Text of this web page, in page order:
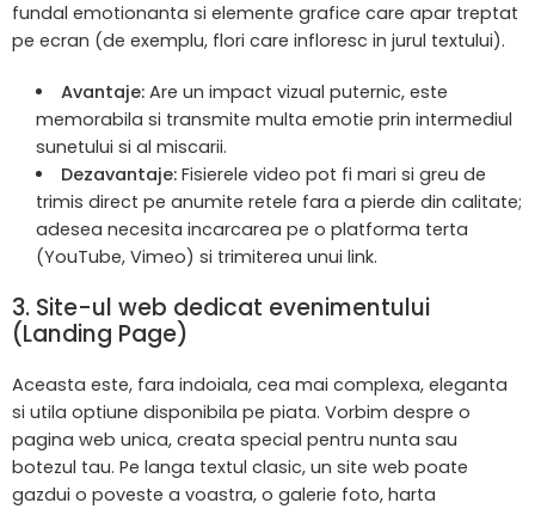
fundal emotionanta si elemente grafice care apar treptat
pe ecran (de exemplu, flori care infloresc in jurul textului).
Avantaje:Are un impact vizual puternic, este
memorabila si transmite multa emotie prin intermediul
sunetului si al miscarii.
Dezavantaje:Fisierele video pot fi mari si greu de
trimis direct pe anumite retele fara a pierde din calitate;
adesea necesita incarcarea pe o platforma terta
(YouTube, Vimeo) si trimiterea unui link.
3. Site-ul web dedicat evenimentului
(Landing Page)
Aceasta este, fara indoiala, cea mai complexa, eleganta
si utila optiune disponibila pe piata. Vorbim despre o
pagina web unica, creata special pentru nunta sau
botezul tau. Pe langa textul clasic, un site web poate
gazdui o poveste a voastra, o galerie foto, harta